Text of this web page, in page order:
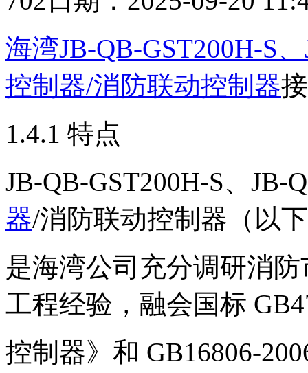
海湾JB-QB-GST200H-S
控制器/消防联动控制器
1.4.1 特点
JB-QB-GST200H-S、JB-
器/消防联动控制器（以
是海湾公司充分调研消
工程经验，融会国标
控制器》和 GB16806-